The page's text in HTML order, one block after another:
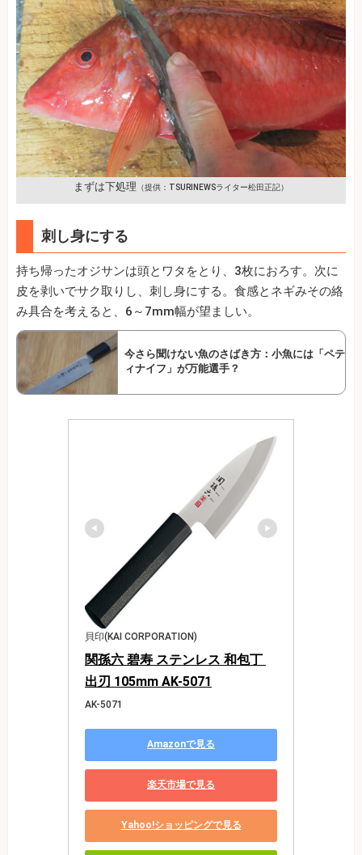
まずは下処理 （提供：TSURINEWSライター松田正記）
刺し身にする
持ち帰ったオジサンは頭とワタをとり、3枚におろす。次に
皮を剥いでサク取りし、刺し身にする。食感とネギみその絡
み具合を考えると、6～7mm幅が望ましい。
今さら聞けない魚のさばき方：小魚には「ペテ
ィナイフ」が万能選手？
貝印(KAI CORPORATION)
関孫六 碧寿 ステンレス 和包丁
出刃 105mm AK-5071
AK-5071
Amazonで見る
楽天市場で見る
Yahoo!ショッピングで見る